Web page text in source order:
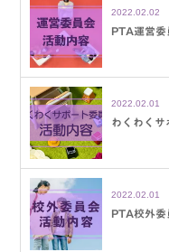
2022.02.02
PTA運営委
2022.02.01
わくわくサ
2022.02.01
PTA校外委